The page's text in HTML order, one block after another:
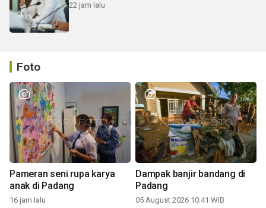
22 jam lalu
Foto
Pameran seni rupa karya
anak di Padang
16 jam lalu
Dampak banjir bandang di
Padang
05 August 2026 10:41 WIB